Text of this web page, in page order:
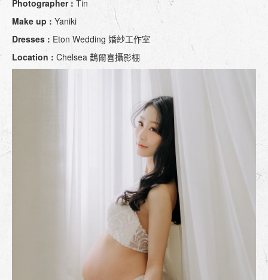
Photographer : Tin
Make up : Yaniki
Dresses : Eton Wedding 婚紗工作室
Location : Chelsea 鵲爾喜攝影棚